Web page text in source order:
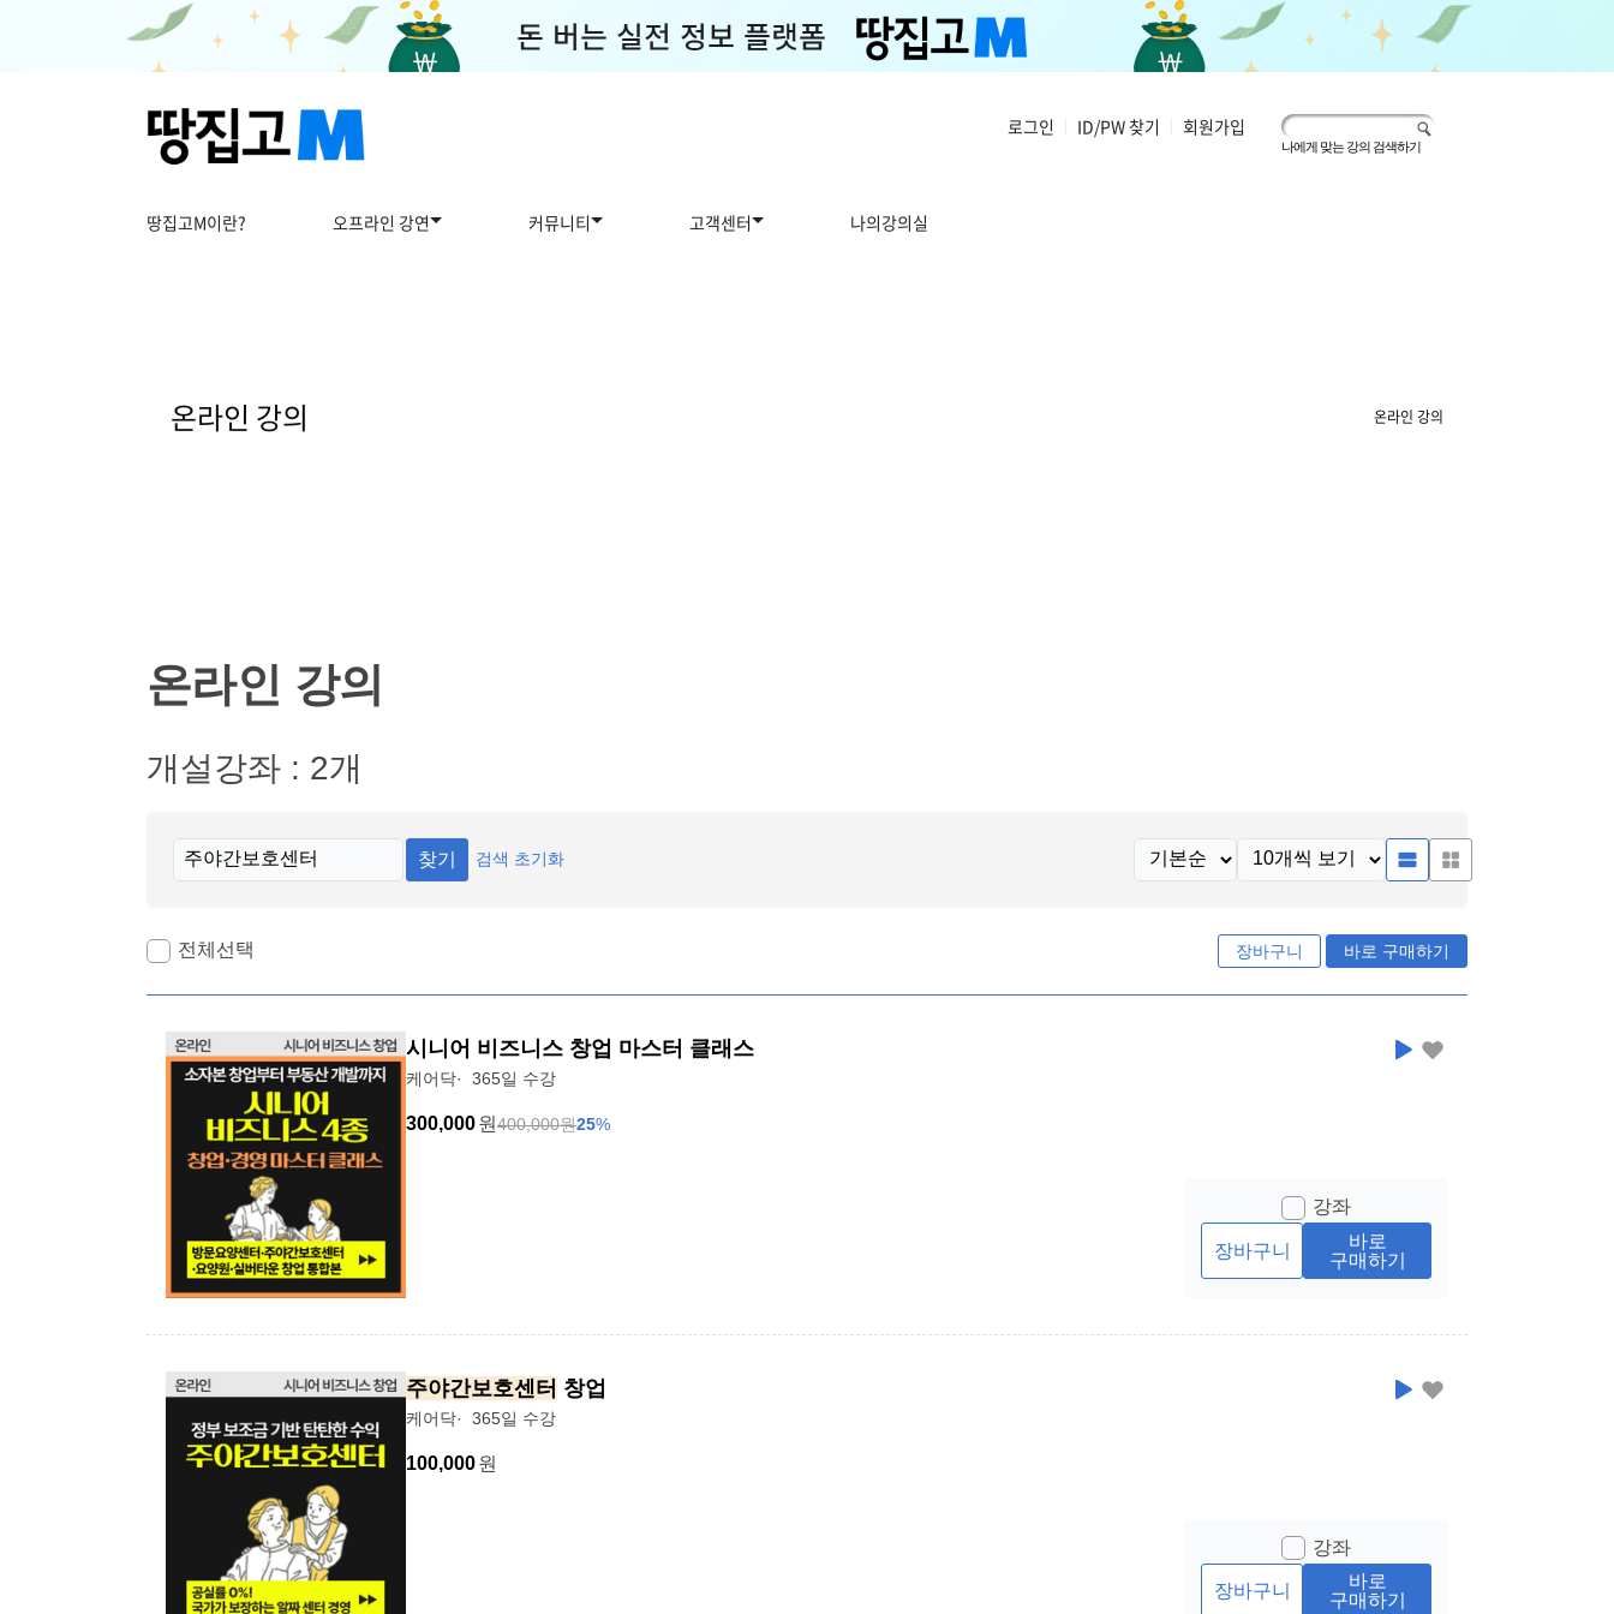
땅집고M이란? 오프라인 강연 커뮤니티 고객센터 나의강의실
로그인 ID/PW 찾기 회원가입
나에게 맞는 강의 검색하기
인
온라인 강의 온라인 강의
온라인 강의
개설강좌 : 2개
찾기 검색 초기화
전체선택 장바구니 바로 구매하기
시니어 비즈니스 창업 마스터 클래스
케어닥 365일 수강
300,000원400,000원25%
강좌
장바구니
바로
구매하기
주야간보호센터 창업
케어닥 365일 수강
100,000원
강좌
장바구니
바로
구매하기